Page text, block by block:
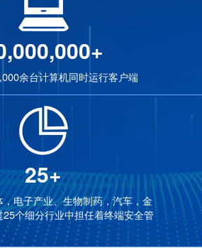
余台计算机同时运行客户端
25+
电子产业、生物制药，汽车，金
个细分行业中担任着终端安全管